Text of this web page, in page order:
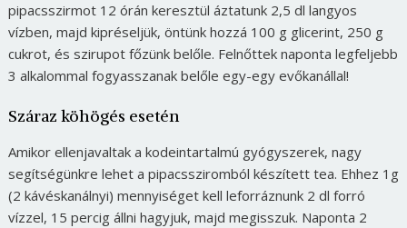
pipacsszirmot 12 órán keresztül áztatunk 2,5 dl langyos
vízben, majd kipréseljük, öntünk hozzá 100 g glicerint, 250 g
cukrot, és szirupot főzünk belőle. Felnőttek naponta legfeljebb
3 alkalommal fogyasszanak belőle egy-egy evőkanállal!
Száraz köhögés esetén
Amikor ellenjavaltak a kodeintartalmú gyógyszerek, nagy
segítségünkre lehet a pipacssziromból készített tea. Ehhez 1g
(2 kávéskanálnyi) mennyiséget kell leforráznunk 2 dl forró
vízzel, 15 percig állni hagyjuk, majd megisszuk. Naponta 2